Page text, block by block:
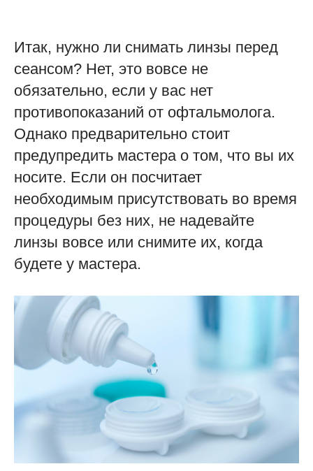
Итак, нужно ли снимать линзы перед
сеансом? Нет, это вовсе не
обязательно, если у вас нет
противопоказаний от офтальмолога.
Однако предварительно стоит
предупредить мастера о том, что вы их
носите. Если он посчитает
необходимым присутствовать во время
процедуры без них, не надевайте
линзы вовсе или снимите их, когда
будете у мастера.